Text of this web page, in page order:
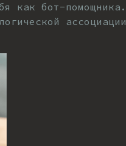
как бот-